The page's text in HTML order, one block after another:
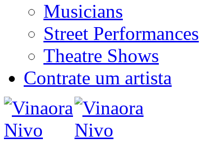
Musicians
Street Performances
Theatre Shows
Contrate um artista